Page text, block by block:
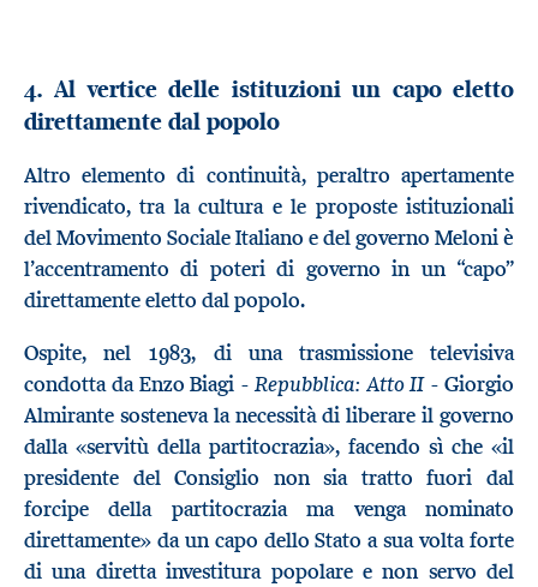
4. Al vertice delle istituzioni un capo eletto
direttamente dal popolo
Altro elemento di continuità, peraltro apertamente
rivendicato, tra la cultura e le proposte istituzionali
del Movimento Sociale Italiano e del governo Meloni è
l’accentramento di poteri di governo in un “capo”
direttamente eletto dal popolo.
Ospite, nel 1983, di una trasmissione televisiva
condotta da Enzo Biagi -Repubblica: Atto II - Giorgio
Almirante sosteneva la necessità di liberare il governo
dalla «servitù della partitocrazia», facendo sì che «il
presidente del Consiglio non sia tratto fuori dal
forcipe della partitocrazia ma venga nominato
direttamente» da un capo dello Stato a sua volta forte
di una diretta investitura popolare e non servo del